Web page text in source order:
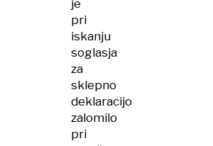
je
pri
iskanju
soglasja
za
sklepno
deklaracijo
zalomilo
pri